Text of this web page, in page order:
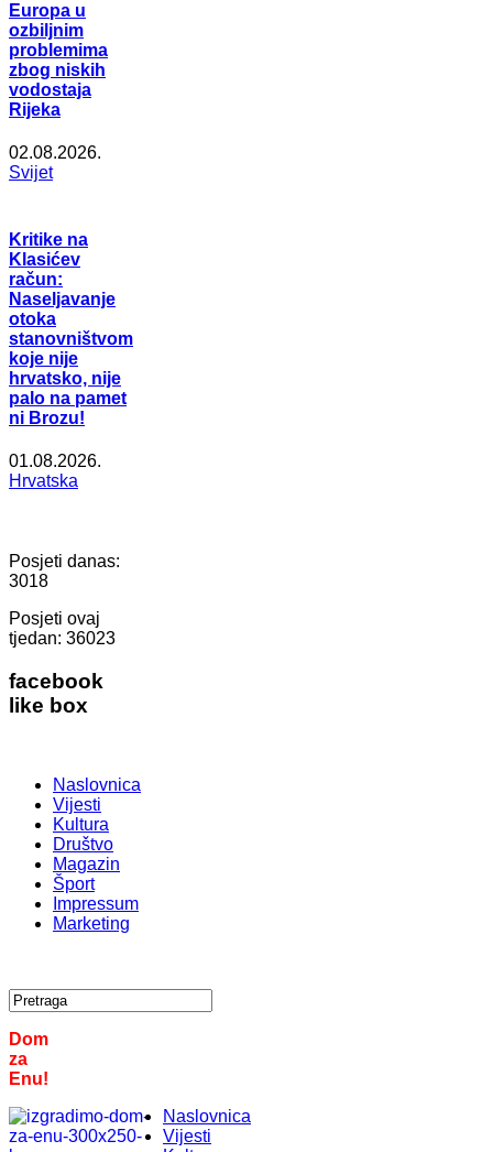
Europa u
ozbiljnim
problemima
zbog niskih
vodostaja
Rijeka
02.08.2026.
Svijet
Kritike na
Klasićev
račun:
Naseljavanje
otoka
stanovništvom
koje nije
hrvatsko, nije
palo na pamet
ni Brozu!
01.08.2026.
Hrvatska
Posjeti danas:
3018
Posjeti ovaj
tjedan: 36023
facebook
like box
Naslovnica
Vijesti
Kultura
Društvo
Magazin
Šport
Impressum
Marketing
Dom
za
Enu!
Naslovnica
Vijesti